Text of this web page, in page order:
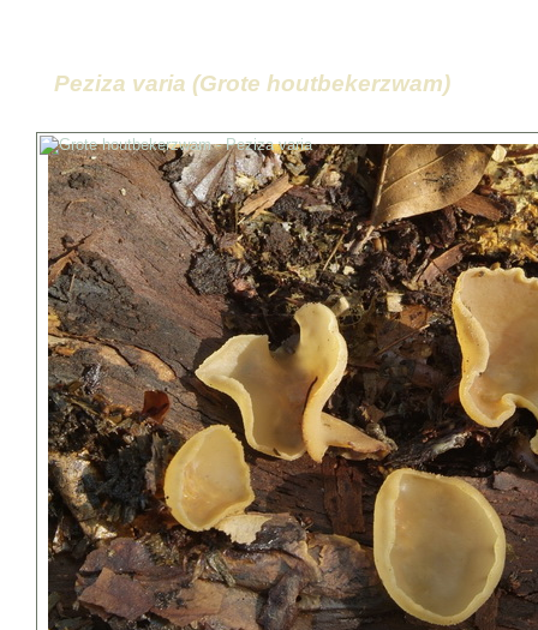
Peziza varia (Grote houtbekerzwam)